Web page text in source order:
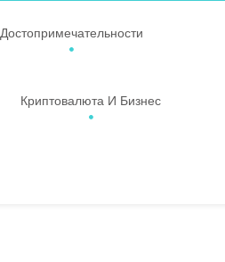
Достопримечательности
Криптовалюта И Бизнес